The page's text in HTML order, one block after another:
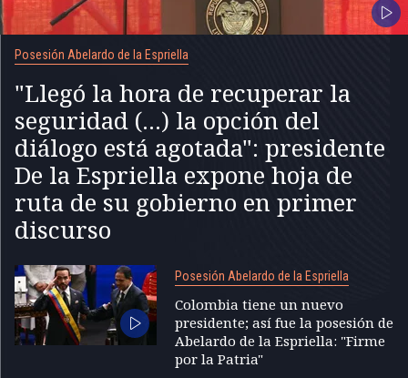
Posesión Abelardo de la Espriella
"Llegó la hora de recuperar la
seguridad (...) la opción del
diálogo está agotada": presidente
De la Espriella expone hoja de
ruta de su gobierno en primer
discurso
Posesión Abelardo de la Espriella
Colombia tiene un nuevo
presidente; así fue la posesión de
Abelardo de la Espriella: "Firme
por la Patria"